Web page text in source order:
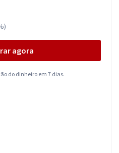
agora
do dinheiro em 7 dias.